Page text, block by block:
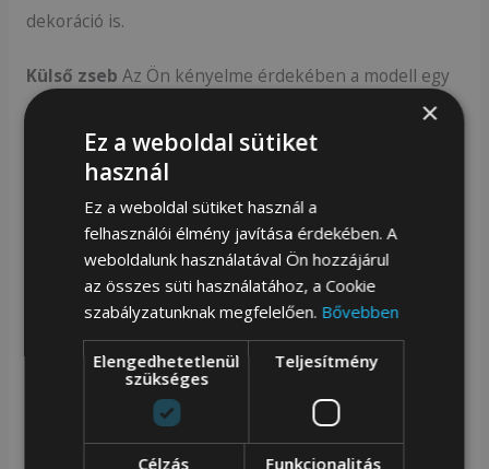
dekoráció is.
Külső zseb Az Ön kényelme érdekében a modell egy
külső rekesszel van felszerelve a pénztárca hátulján.
Ez a tökéletes hely a leggyakrabban használt
kártyához.
Kiterjedt belső térÜgyeljen a dokumentumok és a
pénz megfelelő elkülönítésére. A pénztárca számos
rekesszel és zsebbel rendelkezik a jó rendszerezés
Pénztárca vízszintes helyzetben, patenttal rögzítve .
×
Ez a weboldal sütiket
használ
Ez a weboldal sütiket használ a
felhasználói élmény javítása érdekében. A
weboldalunk használatával Ön hozzájárul
az összes süti használatához, a Cookie
szabályzatunknak megfelelően. Bővebben
Elengedhetetlenül
szükséges
Teljesítmény
Célzás Funkcionalitás